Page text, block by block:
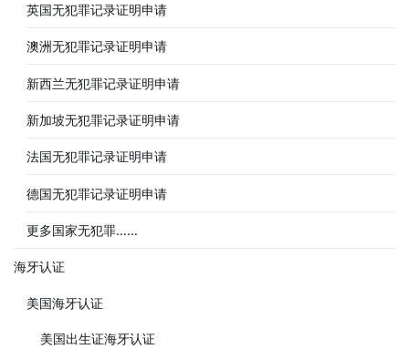
英国无犯罪记录证明申请
澳洲无犯罪记录证明申请
新西兰无犯罪记录证明申请
新加坡无犯罪记录证明申请
法国无犯罪记录证明申请
德国无犯罪记录证明申请
更多国家无犯罪……
海牙认证
美国海牙认证
美国出生证海牙认证